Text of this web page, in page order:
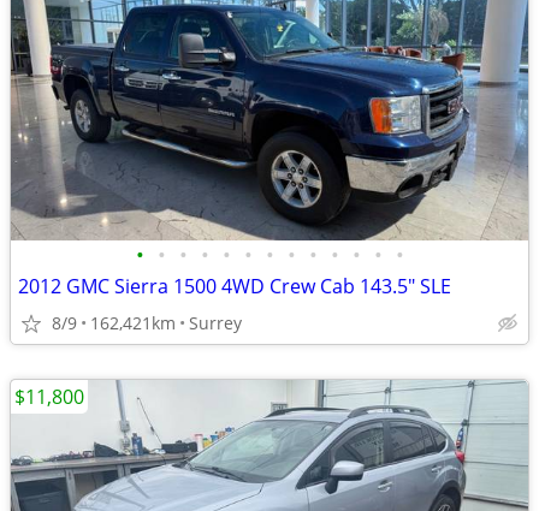
• • • • • • • • • • • • •
2012 GMC Sierra 1500 4WD Crew Cab 143.5" SLE
8/9 162,421km Surrey
$11,800